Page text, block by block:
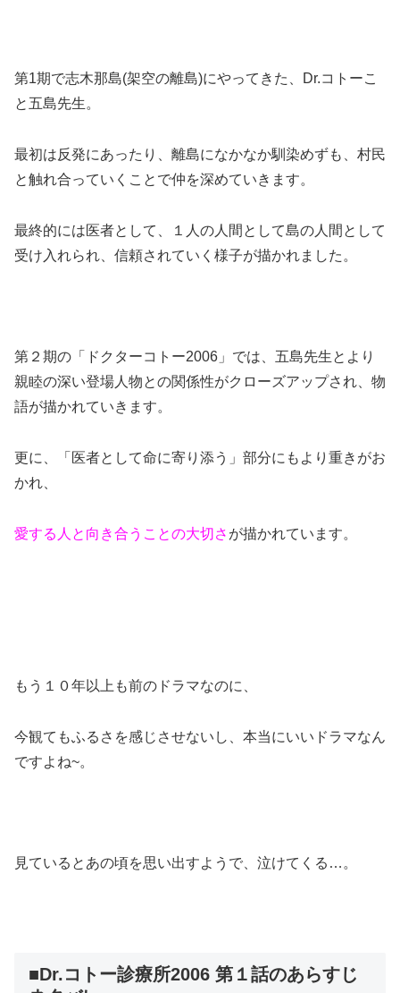
第1期で志木那島(架空の離島)にやってきた、Dr.コトーこ
と五島先生。
最初は反発にあったり、離島になかなか馴染めずも、村民
と触れ合っていくことで仲を深めていきます。
最終的には医者として、１人の人間として島の人間として
受け入れられ、信頼されていく様子が描かれました。
第２期の「ドクターコトー2006」では、五島先生とより
親睦の深い登場人物との関係性がクローズアップされ、物
語が描かれていきます。
更に、「医者として命に寄り添う」部分にもより重きがお
かれ、
愛する人と向き合うことの大切さ が描かれています。
もう１０年以上も前のドラマなのに、
今観てもふるさを感じさせないし、本当にいいドラマなん
ですよね~。
見ているとあの頃を思い出すようで、泣けてくる…。
■Dr.コトー診療所2006 第１話のあらすじ